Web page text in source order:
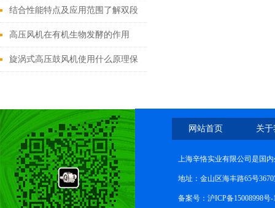
挥实效
结合性能特点及应用范围了解双段
式高压鼓风机
高压风机在有机生物发酵的作用
旋涡式高压鼓风机使用什么原理保
网站首页 关
上海辛恪实业有限公司是国
地址：金山区海丰路65号
备案号： 沪ICP备15008998号-